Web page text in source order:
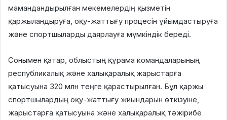
мамандандырылған мекемелердің қызметін
қаржыландыруға, оқу-жаттығу процесін ұйымдастыруға
және спортшыларды даярлауға мүмкіндік береді.
Сонымен қатар, облыстың құрама командаларының
республикалық және халықаралық жарыстарға
қатысуына 320 млн теңге қарастырылған. Бұл қаржы
спортшылардың оқу-жаттығу жиындарын өткізуіне,
жарыстарға қатысуына және халықаралық тәжірибе